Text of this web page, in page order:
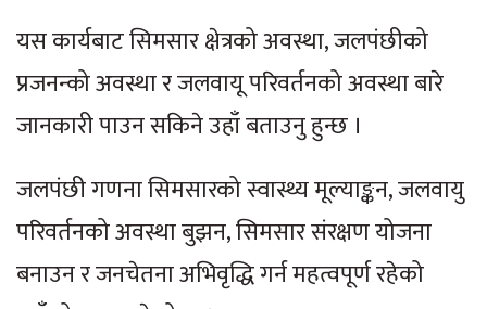
यस कार्यबाट सिमसार क्षेत्रको अवस्था, जलपंछीको
प्रजनन्को अवस्था र जलवायू परिवर्तनको अवस्था बारे
जानकारी पाउन सकिने उहाँ बताउनु हुन्छ ।
जलपंछी गणना सिमसारको स्वास्थ्य मूल्याङ्कन, जलवायु
परिवर्तनको अवस्था बुझन, सिमसार संरक्षण योजना
बनाउन र जनचेतना अभिवृद्धि गर्न महत्वपूर्ण रहेको